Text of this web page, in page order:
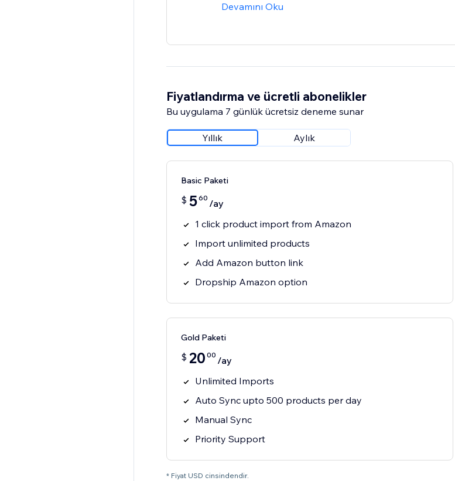
Devamını Oku
Fiyatlandırma ve ücretli abonelikler
Bu uygulama 7 günlük ücretsiz deneme sunar
Yıllık Aylık
Basic Paketi
$ 560 /ay
1 click product import from Amazon
Import unlimited products
Add Amazon button link
Dropship Amazon option
Gold Paketi
$ 20 00 /ay
Unlimited Imports
Auto Sync upto 500 products per day
Manual Sync
Priority Support
* Fiyat USD cinsindendir.